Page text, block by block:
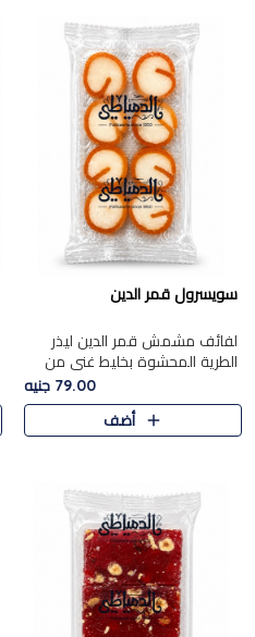
سويسرول قمر الدين
لفائف مشمش قمر الدين ليذر
الطرية المحشوة بخليط غني من
جوز الهند الأبيض والمكسرات
الفاخرة، يقدم المذاق الحلو
الطبيعي لقمر الدين و تجمع بين
79.00 جنيه
أضف